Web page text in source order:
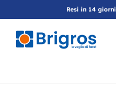
Resi in 14 giorni